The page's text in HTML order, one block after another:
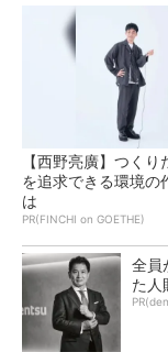
【西野亮廣】つくり
を追求できる環境の
は
PR(FINCHI on GOETHE)
全員
た人